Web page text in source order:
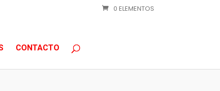
0 ELEMENTOS
CONTACTO